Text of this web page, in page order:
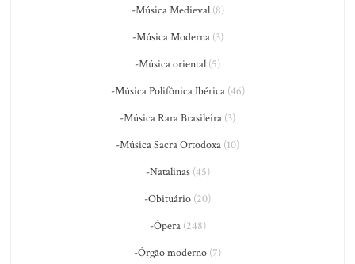
-Música Medieval(8)
-Música Moderna(3)
-Música oriental (5)
-Música Polifônica Ibérica(46)
-Música Rara Brasileira (3)
-Música Sacra Ortodoxa (10)
-Natalinas(45)
-Obituário (20)
-Ópera(248)
-Órgão moderno (7)